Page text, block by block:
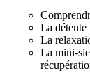
La détente
La
La mini-